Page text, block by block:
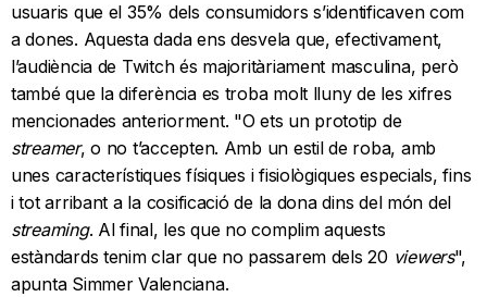
usuaris que el 35% dels consumidors s’identificaven com
a dones. Aquesta dada ens desvela que, efectivament,
l’audiència de Twitch és majoritàriament masculina, però
també que la diferència es troba molt lluny de les xifres
mencionades anteriorment. "O ets un prototip de
streamer, o no t’accepten. Amb un estil de roba, amb
unes característiques físiques i fisiològiques especials, fins
i tot arribant a la cosificació de la dona dins del món del
streaming. Al final, les que no complim aquests
estàndards tenim clar que no passarem dels 20 viewers",
apunta Simmer Valenciana.